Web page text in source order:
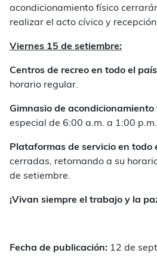
acondicionamiento físico
realizar el acto cívico y
Viernes 15 de setiembre:
Centros de recreo en todo el
horario regular.
Gimnasio de
especial de 6:00 a.m. a 1:00 p.m.
Plataformas de servicio en todo
cerradas, retornando a su
de setiembre.
¡Vivan siempre el trabajo y la
Fecha de publicación: 12 de